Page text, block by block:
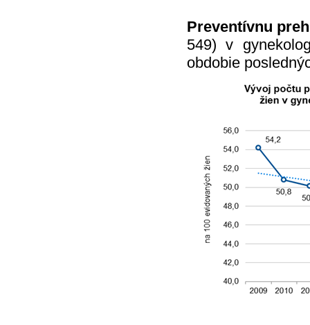
Preventívnu
549) v
obdobie